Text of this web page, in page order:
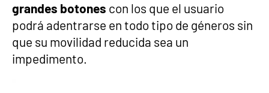
grandes botones con los que el usuario
podrá adentrarse en todo tipo de géneros sin
que su movilidad reducida sea un
impedimento.